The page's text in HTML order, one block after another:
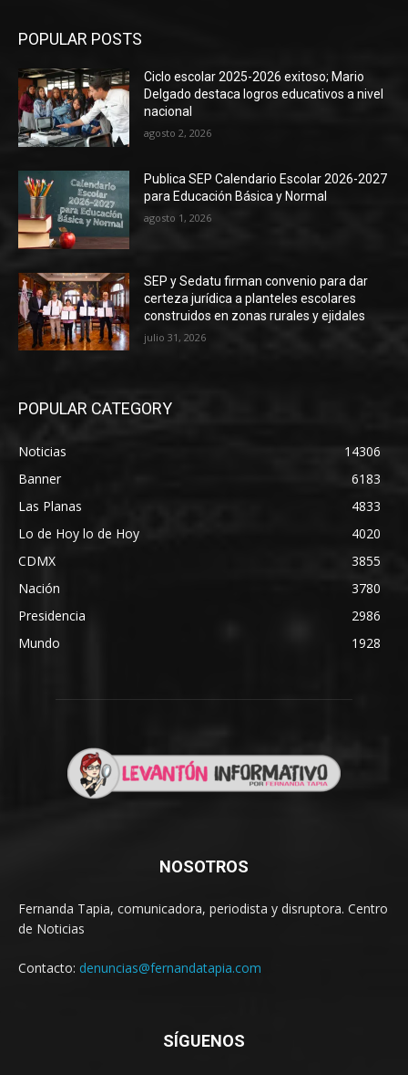
POPULAR POSTS
Ciclo escolar 2025-2026 exitoso; Mario
Delgado destaca logros educativos a nivel
nacional
agosto 2, 2026
Publica SEP Calendario Escolar 2026-2027
para Educación Básica y Normal
agosto 1, 2026
SEP y Sedatu firman convenio para dar
certeza jurídica a planteles escolares
construidos en zonas rurales y ejidales
julio 31, 2026
POPULAR CATEGORY
Noticias
14306
Banner
6183
Las Planas
4833
Lo de Hoy lo de Hoy
4020
CDMX
3855
Nación
3780
Presidencia
2986
Mundo
1928
NOSOTROS
Fernanda Tapia, comunicadora, periodista y disruptora. Centro
de Noticias
Contacto: denuncias@fernandatapia.com
SÍGUENOS